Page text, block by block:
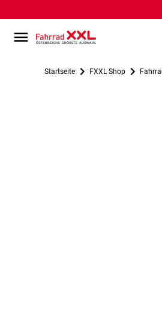
Startseite FXXL Shop